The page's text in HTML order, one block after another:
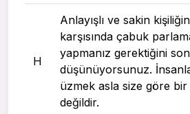
H
Anlayışlı ve sakin
karşısında çabuk
yapmanız gerektiğini
düşünüyorsunuz.
üzmek asla size göre bir
değildir.